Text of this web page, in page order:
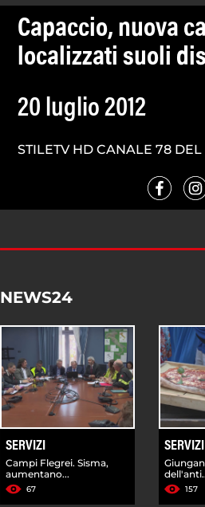
Capaccio, nuova
localizzati suoli
20 luglio 2012
STILETV HD CANALE 78 DEL
NEWS24
SERVIZI
Campi Flegrei. Sisma,
aumentano...
67
SERVIZI
157